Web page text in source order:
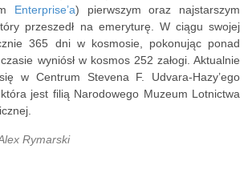
Enterprise’a) pierwszym oraz najstarszym
przeszedł na emeryturę. W ciągu swojej
365 dni w kosmosie, pokonując ponad
wyniósł w kosmos 252 załogi. Aktualnie
w Centrum Stevena F. Udvara-Hazy’ego
jest filią Narodowego Muzeum Lotnictwa
Rymarski